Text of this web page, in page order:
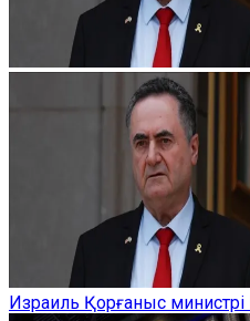
Израиль Қорғаныс министрі